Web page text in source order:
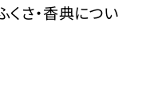
くさ・香典につい